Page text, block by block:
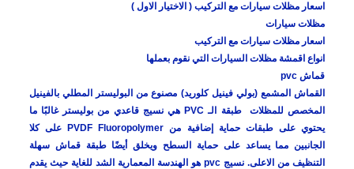
اسعار مظلات سيارات مع التركيب ( الاختيار الاول )
مظلات سيارات
اسعار مظلات سيارات مع التركيب
انواع اقمشة مظلات السيارات التي نقوم بعملها
قماش pvc
القماش المشمع (بولي فينيل كلوريد) مصنوع من البوليستر المطلي بالفينيل
المخصص للمظلات طبقة الـ PVC هي نسيج قاعدي من بوليستر غالبًا ما
يحتوي على طبقات حماية إضافية من PVDF Fluoropolymer على كلا
الجانبين مما يساعد على حماية السطح ويخلق أيضًا طبقة قماش سهلة
التنظيف من الاعلى. نسيج pvc هو الهندسة المعمارية الشد للغاية حيث يقدم